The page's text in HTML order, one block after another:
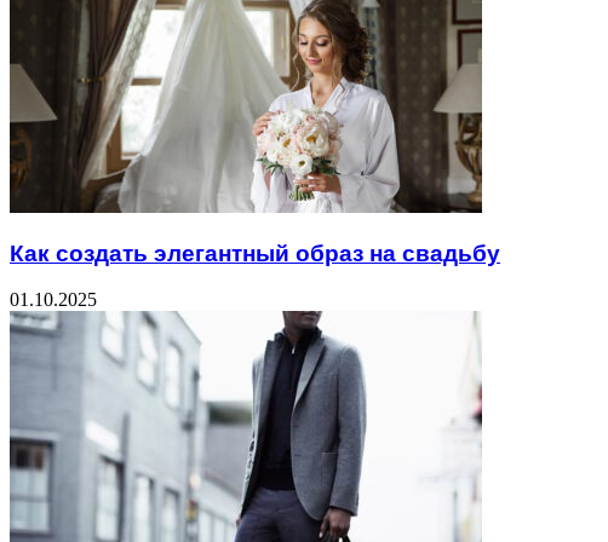
Как создать элегантный образ на свадьбу
01.10.2025